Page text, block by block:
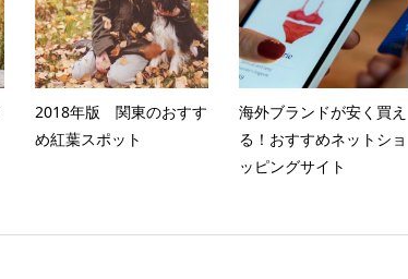
2018年版 関東のおすす
め紅葉スポット
海外ブランドが安く買え
る！おすすめネットショ
ッピングサイト